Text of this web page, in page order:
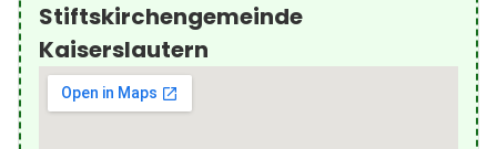
Stiftskirchengemeinde
Kaiserslautern